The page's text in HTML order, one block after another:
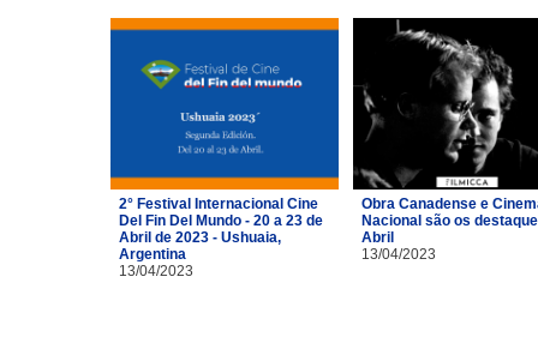
2° Festival Internacional Cine
Del Fin Del Mundo - 20 a 23 de
Abril de 2023 - Ushuaia,
Argentina
13/04/2023
Obra Canadense e
Nacional são os
Abril
13/04/2023